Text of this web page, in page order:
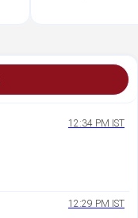
12:34 PM IST
12:29 PM IST